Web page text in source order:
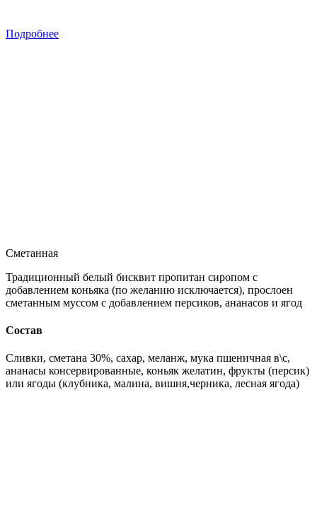
Подробнее
Сметанная
Традиционный белый бисквит пропитан сиропом с
добавлением коньяка (по желанию исключается), прослоен
сметанным муссом с добавлением персиков, ананасов и ягод
Состав
Сливки, сметана 30%, сахар, меланж, мука пшеничная в\с,
ананасы консервированные, коньяк желатин, фрукты (персик)
или ягоды (клубника, малина, вишня,черника, лесная ягода)